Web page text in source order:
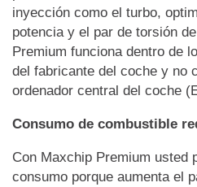
inyección como el turbo,
potencia y el par de torsión
Premium funciona dentro de
del fabricante del coche y no
ordenador central del coche
Consumo de combustible
Con Maxchip Premium usted
consumo porque aumenta el